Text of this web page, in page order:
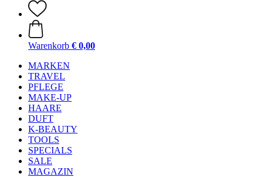
Warenkorb € 0,00
MARKEN
TRAVEL
PFLEGE
MAKE-UP
HAARE
DUFT
K-BEAUTY
TOOLS
SPECIALS
SALE
MAGAZIN